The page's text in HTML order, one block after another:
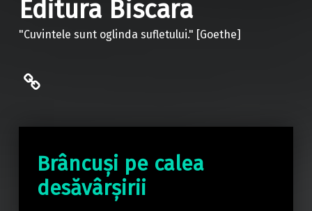
Editura Biscara
"Cuvintele sunt oglinda sufletului." [Goethe]
politica de confidentialitate
Brâncuși pe calea
desăvârșirii